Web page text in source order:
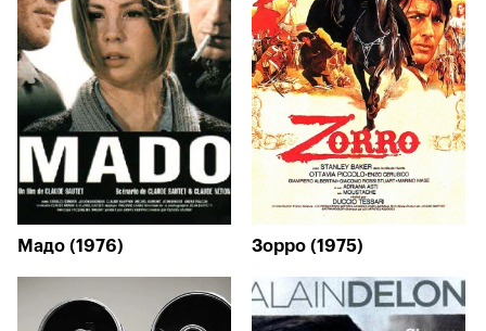
Мадо (1976) Зорро (1975)